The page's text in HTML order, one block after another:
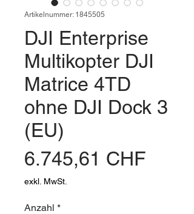
Artikelnummer: 1845505
DJI Enterprise
Multikopter DJI
Matrice 4TD
ohne DJI Dock 3
(EU)
6.745,61 CHF
exkl. MwSt.
Anzahl *